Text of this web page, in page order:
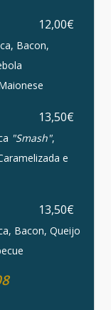
12,00€
Bacon,
13,50€
"Smash",
e
13,50€
Bacon, Queijo